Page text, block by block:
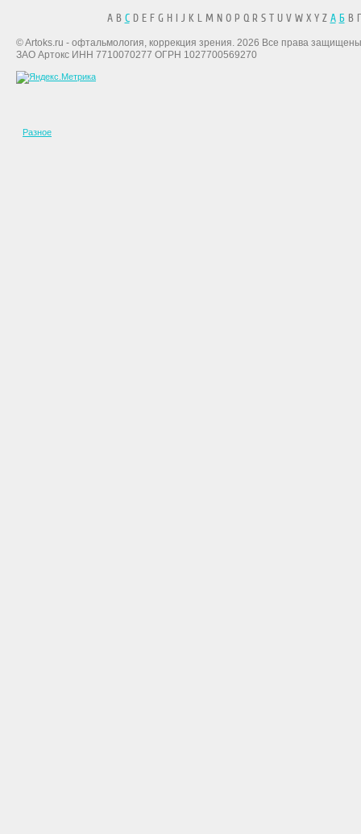
A B CD E F G H I J K L M N O P Q R S T U V W X Y Z А БВ
© Artoks.ru - офтальмология, коррекция зрения. 2026 Все права
ЗАО Артокс ИНН 7710070277 ОГРН 1027700569270
Разное